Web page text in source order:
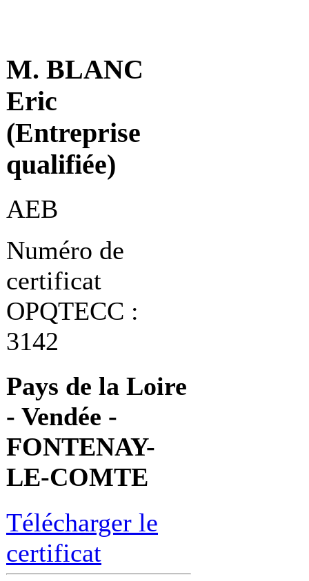
M. BLANC
Eric
(Entreprise
qualifiée)
AEB
Numéro de
certificat
OPQTECC :
3142
Pays de la Loire
- Vendée -
FONTENAY-
LE-COMTE
Télécharger le
certificat